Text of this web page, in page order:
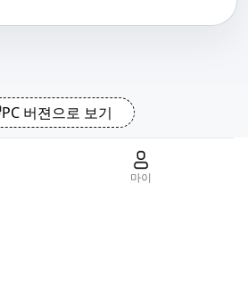
PC 버젼으로 보기
마이